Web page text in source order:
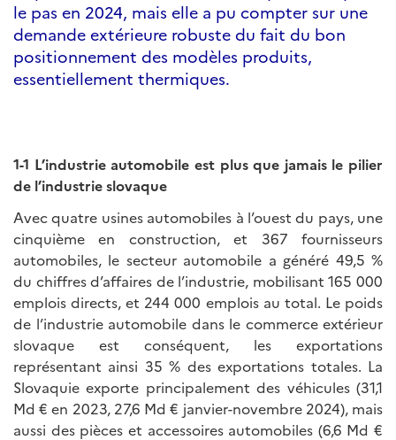
le pas en 2024, mais elle a pu compter sur une
demande extérieure robuste du fait du bon
positionnement des modèles produits,
essentiellement thermiques.
1-1 L’industrie automobile est plus que jamais le pilier
de l’industrie slovaque
Avec quatre usines automobiles à l’ouest du pays, une
cinquième en construction, et 367 fournisseurs
automobiles, le secteur automobile a généré 49,5 %
du chiffres d’affaires de l’industrie, mobilisant 165 000
emplois directs, et 244 000 emplois au total. Le poids
de l’industrie automobile dans le commerce extérieur
slovaque est conséquent, les exportations
représentant ainsi 35 % des exportations totales. La
Slovaquie exporte principalement des véhicules (31,1
Md € en 2023, 27,6 Md € janvier-novembre 2024), mais
aussi des pièces et accessoires automobiles (6,6 Md €